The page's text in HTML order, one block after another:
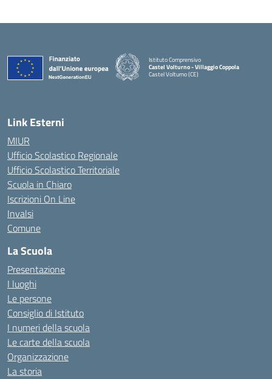
Istituto Comprensivo
Castel Volturno - Villaggio Coppola
Castel Volturno (CE)
Link Esterni
MIUR
Ufficio Scolastico Regionale
Ufficio Scolastico Territoriale
Scuola in Chiaro
Iscrizioni On Line
Invalsi
Comune
La Scuola
Presentazione
I luoghi
Le persone
Consiglio di Istituto
I numeri della scuola
Le carte della scuola
Organizzazione
La storia